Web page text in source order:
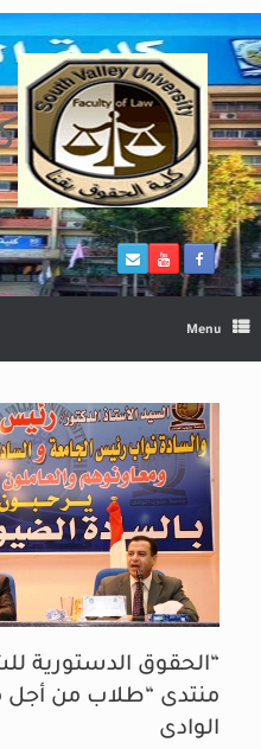
Skip
to
content
Menu
“الحقوق الدستورية
منتدى “طلاب من
الوادى